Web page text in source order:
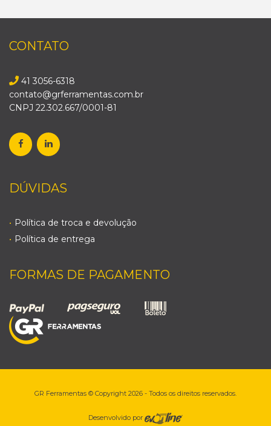
CONTATO
41 3056-6318
contato@grferramentas.com.br
CNPJ 22.302.667/0001-81
DÚVIDAS
Política de troca e devolução
Política de entrega
FORMAS DE PAGAMENTO
GR Ferramentas © Copyright 2026 - Todos os direitos reservados.
Desenvolvido por